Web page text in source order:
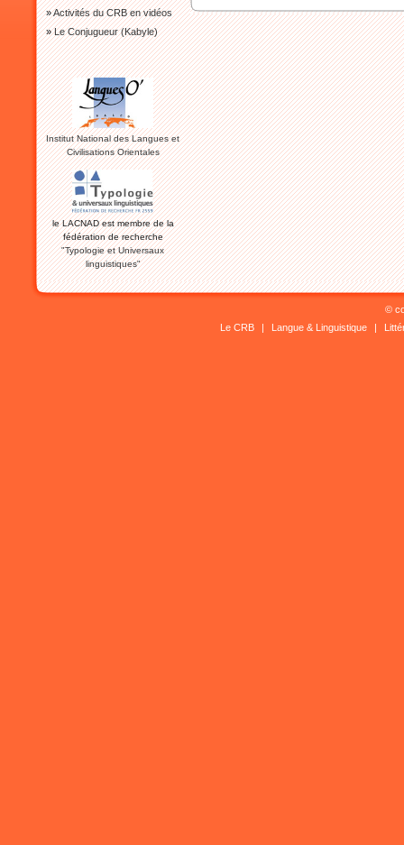
»Activités du CRB en vidéos
»Le Conjugueur (Kabyle)
Institut National des Langues et
Civilisations Orientales
le LACNAD est membre de la
fédération de recherche
"Typologie et Universaux
linguistiques"
©
Le CRB
| Langue & Linguistique |